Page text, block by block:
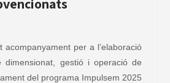
acompanyament per a l’elaboració
dimensionat, gestió i operació de
del programa Impulsem 2025